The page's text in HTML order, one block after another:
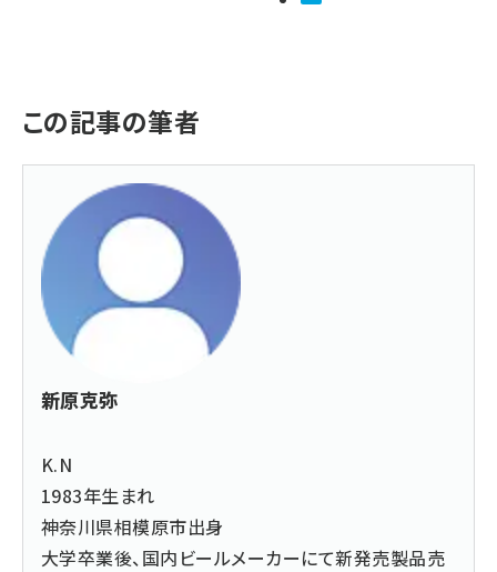
この記事の筆者
新原克弥
K.N
1983年生まれ
神奈川県相模原市出身
大学卒業後、国内ビールメーカーにて新発売製品売